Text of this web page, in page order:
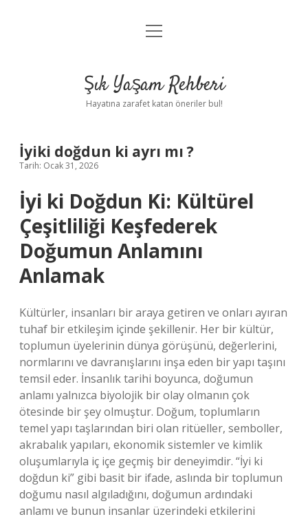
Anasayfa
Yasal Uyarı
menüyü
Şık Yaşam Rehberi
Hayatına zarafet katan öneriler bul!
İyiki doğdun ki ayrı mı ?
Tarih: Ocak 31, 2026
İyi ki Doğdun Ki: Kültürel
Çeşitliliği Keşfederek
Doğumun Anlamını
Anlamak
Kültürler, insanları bir araya getiren ve onları ayıran
tuhaf bir etkileşim içinde şekillenir. Her bir kültür,
toplumun üyelerinin dünya görüşünü, değerlerini,
normlarını ve davranışlarını inşa eden bir yapı taşını
temsil eder. İnsanlık tarihi boyunca, doğumun
anlamı yalnızca biyolojik bir olay olmanın çok
ötesinde bir şey olmuştur. Doğum, toplumların
temel yapı taşlarından biri olan ritüeller, semboller,
akrabalık yapıları, ekonomik sistemler ve kimlik
oluşumlarıyla iç içe geçmiş bir deneyimdir. “İyi ki
doğdun ki” gibi basit bir ifade, aslında bir toplumun
doğumu nasıl algıladığını, doğumun ardındaki
anlamı ve bunun insanlar üzerindeki etkilerini